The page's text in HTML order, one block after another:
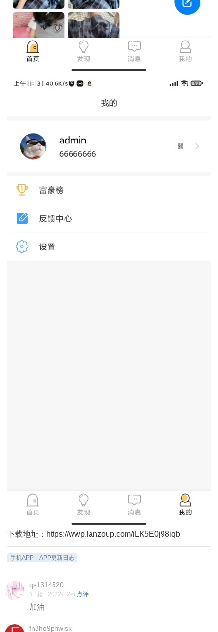
下载地址：https://wwp.lanzoup.com/iLK5E0j98iqb
手机APP APP更新日志
qs1314520
# 1楼 2022-12-6 点评
加油
fn8ho9phwisk